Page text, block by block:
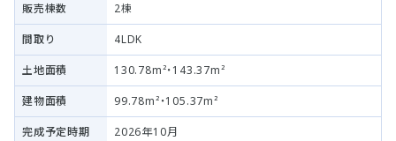
販売棟数 2棟
間取り 4LDK
土地面積 130.78m²・143.37m²
建物面積 99.78m²・105.37m²
完成予定時期 2026年10月